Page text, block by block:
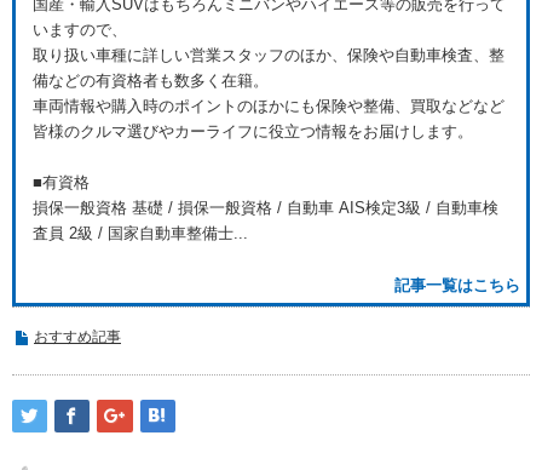
国産・輸入SUVはもちろんミニバンやハイエース等の販売を行って
いますので、
取り扱い車種に詳しい営業スタッフのほか、保険や自動車検査、整
備などの有資格者も数多く在籍。
車両情報や購入時のポイントのほかにも保険や整備、買取などなど
皆様のクルマ選びやカーライフに役立つ情報をお届けします。
■有資格
損保一般資格 基礎 / 損保一般資格 / 自動車 AIS検定3級 / 自動車検
査員 2級 / 国家自動車整備士...
記事一覧はこちら
おすすめ記事